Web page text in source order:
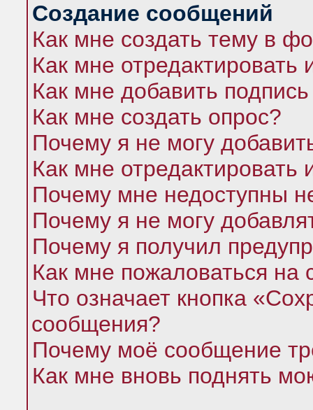
Создание сообщений
Как мне создать тему в
Как мне
Как мне добавить
Как мне создать опрос?
Почему я не могу
Как мне отредактировать
Почему мне недоступны
Почему я не могу
Почему я получил
Как мне пожаловаться
Что означает кнопка
сообщения?
Почему моё сообщение
Как мне вновь поднять